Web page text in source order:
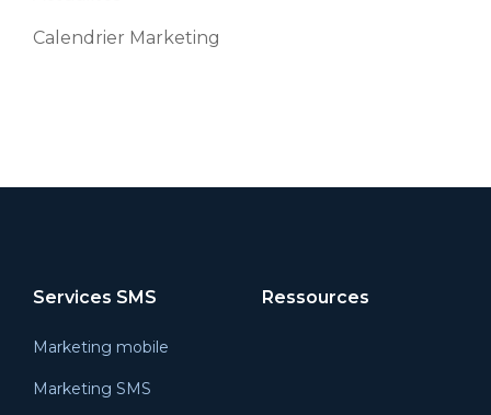
Calendrier Marketing
Services SMS
Marketing mobile
Marketing SMS
Ressources